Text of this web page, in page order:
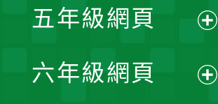
單
選
單
開
選
五年級網頁
開
六年級網頁